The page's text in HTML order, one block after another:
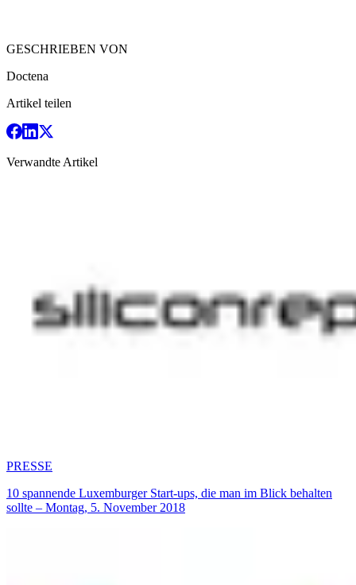
GESCHRIEBEN VON
Doctena
Artikel teilen
Verwandte Artikel
PRESSE
10 spannende Luxemburger Start-ups, die man im Blick behalten
sollte – Montag, 5. November 2018